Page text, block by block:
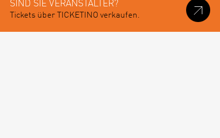
SIND SIE VERANSTALTER?
Tickets über TICKETINO verkaufen.